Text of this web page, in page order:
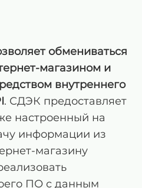
обмениваться
магазином и
внутреннего
. СДЭК предоставляет
настроенный на
информации из
магазину
ПО с данным